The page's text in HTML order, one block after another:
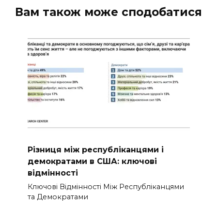
Вам також може сподобатися
Різниця між республіканцями і
демократами в США: ключові
відмінності
Ключові Відмінності Між Республіканцями
та Демократами